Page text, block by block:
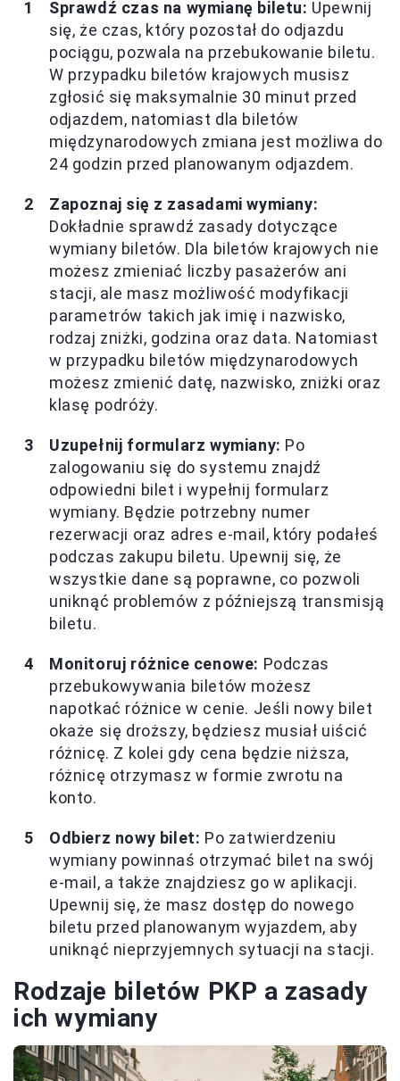
Sprawdź czas na wymianę biletu: Upewnij
się, że czas, który pozostał do odjazdu
pociągu, pozwala na przebukowanie biletu.
W przypadku biletów krajowych musisz
zgłosić się maksymalnie 30 minut przed
odjazdem, natomiast dla biletów
międzynarodowych zmiana jest możliwa do
24 godzin przed planowanym odjazdem.
Zapoznaj się z zasadami wymiany:
Dokładnie sprawdź zasady dotyczące
wymiany biletów. Dla biletów krajowych nie
możesz zmieniać liczby pasażerów ani
stacji, ale masz możliwość modyfikacji
parametrów takich jak imię i nazwisko,
rodzaj zniżki, godzina oraz data. Natomiast
w przypadku biletów międzynarodowych
możesz zmienić datę, nazwisko, zniżki oraz
klasę podróży.
Uzupełnij formularz wymiany: Po
zalogowaniu się do systemu znajdź
odpowiedni bilet i wypełnij formularz
wymiany. Będzie potrzebny numer
rezerwacji oraz adres e-mail, który podałeś
podczas zakupu biletu. Upewnij się, że
wszystkie dane są poprawne, co pozwoli
uniknąć problemów z późniejszą transmisją
biletu.
Monitoruj różnice cenowe: Podczas
przebukowywania biletów możesz
napotkać różnice w cenie. Jeśli nowy bilet
okaże się droższy, będziesz musiał uiścić
różnicę. Z kolei gdy cena będzie niższa,
różnicę otrzymasz w formie zwrotu na
konto.
Odbierz nowy bilet: Po zatwierdzeniu
wymiany powinnaś otrzymać bilet na swój
e-mail, a także znajdziesz go w aplikacji.
Upewnij się, że masz dostęp do nowego
biletu przed planowanym wyjazdem, aby
uniknąć nieprzyjemnych sytuacji na stacji.
Rodzaje biletów PKP a zasady
ich wymiany